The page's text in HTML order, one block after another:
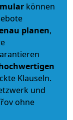
können
planen,
Klauseln.
und
ohne